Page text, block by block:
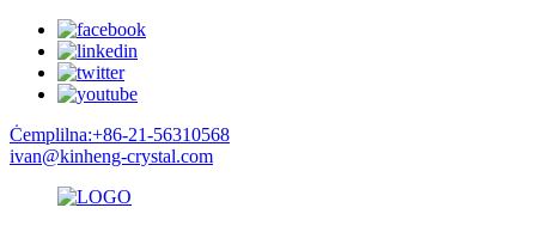
Ċemplilna:+86-21-56310568
ivan@kinheng-crystal.com